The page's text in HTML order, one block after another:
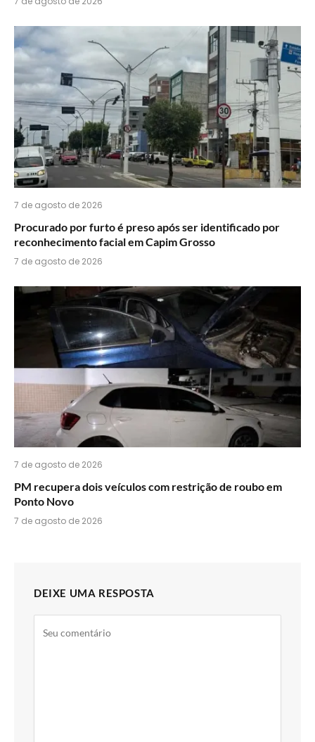
7 de agosto de 2026
Procurado por furto é preso após ser identificado por
reconhecimento facial em Capim Grosso
7 de agosto de 2026
7 de agosto de 2026
PM recupera dois veículos com restrição de roubo em
Ponto Novo
7 de agosto de 2026
DEIXE UMA RESPOSTA